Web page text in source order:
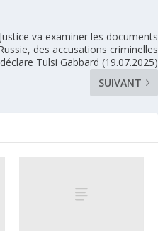
va examiner les documents
des accusations criminelles
Tulsi Gabbard (19.07.2025)
SUIVANT